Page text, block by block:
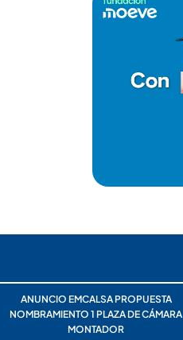
ANUNCIO EMCALSA PROPUESTA
NOMBRAMIENTO 1 PLAZA DE CÁMARA
MONTADOR